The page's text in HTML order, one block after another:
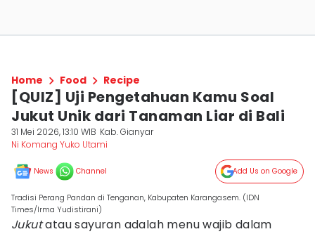
Home Food Recipe
[QUIZ] Uji Pengetahuan Kamu Soal
Jukut Unik dari Tanaman Liar di Bali
31 Mei 2026, 13:10 WIB Kab. Gianyar
Ni Komang Yuko Utami
News Channel Add Us on Google
Tradisi Perang Pandan di Tenganan, Kabupaten Karangasem. (IDN
Times/Irma Yudistirani)
Jukutatau sayuran adalah menu wajib dalam